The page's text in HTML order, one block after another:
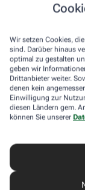
Wir setzen Cookies,
sind. Darüber hinaus
optimal zu gestalten
geben wir
Drittanbieter weiter.
denen kein
Einwilligung zur
diesen Ländern gem.
können Sie unserer